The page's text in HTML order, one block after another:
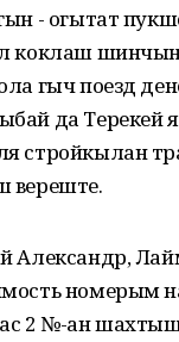
- огытат
коклаш
гыч поезд
да Терекей
стройкылан
вереште.
Александр,
номерым
2 №-ан